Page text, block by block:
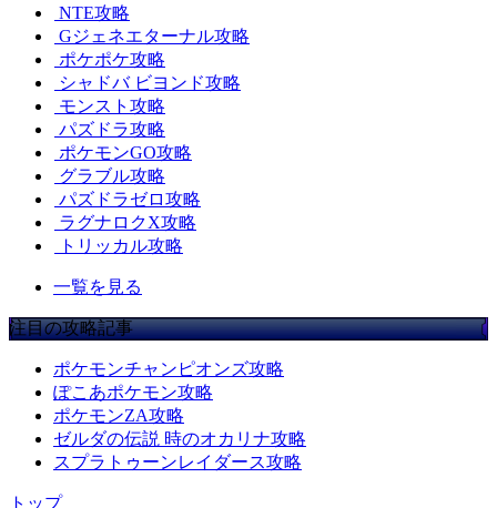
NTE攻略
Gジェネエターナル攻略
ポケポケ攻略
シャドバ ビヨンド攻略
モンスト攻略
パズドラ攻略
ポケモンGO攻略
グラブル攻略
パズドラゼロ攻略
ラグナロクX攻略
トリッカル攻略
一覧を見る
注目の攻略記事
ポケモンチャンピオンズ攻略
ぽこあポケモン攻略
ポケモンZA攻略
ゼルダの伝説 時のオカリナ攻略
スプラトゥーンレイダース攻略
トップ